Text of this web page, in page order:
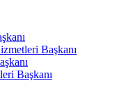
Başkanı
Başkanı